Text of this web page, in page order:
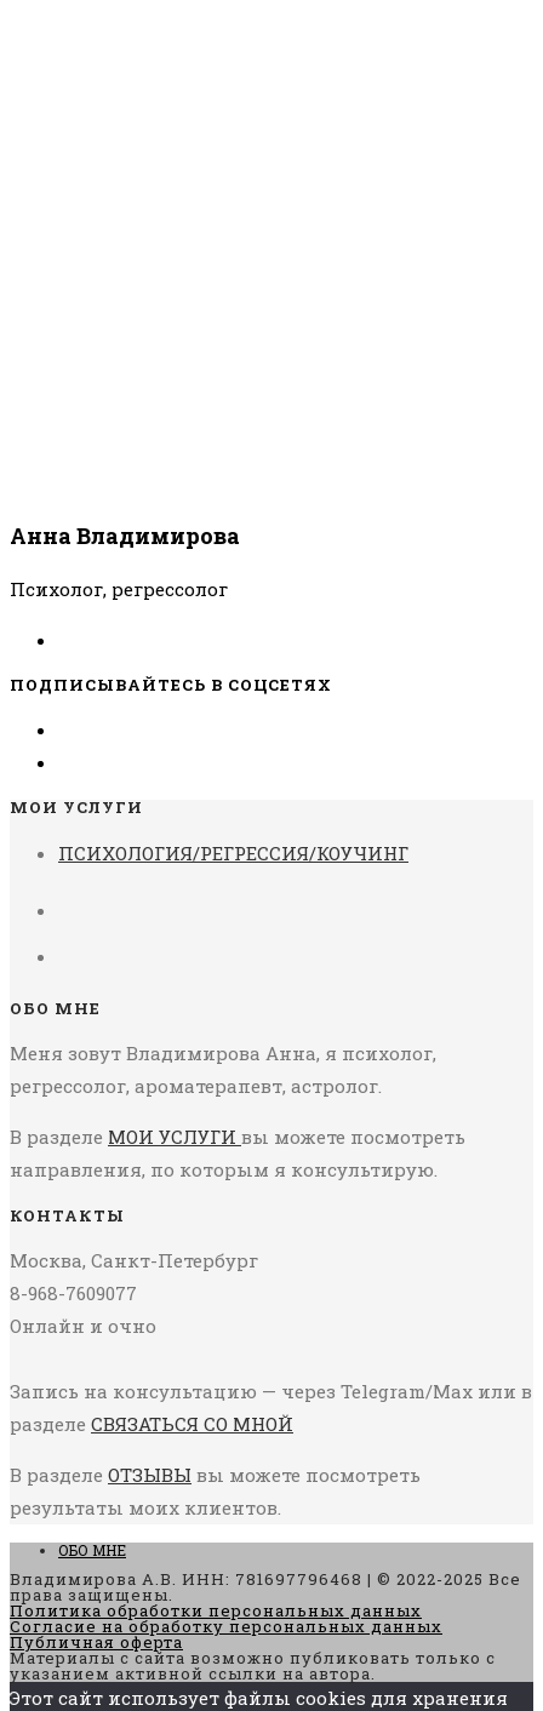
Анна Владимирова
Психолог, регрессолог
ПОДПИСЫВАЙТЕСЬ В СОЦСЕТЯХ
МОИ УСЛУГИ
ПСИХОЛОГИЯ/РЕГРЕССИЯ/КОУЧИНГ
ОБО МНЕ
Меня зовут Владимирова Анна, я психолог,
регрессолог, ароматерапевт, астролог.
В разделе МОИ УСЛУГИ вы можете посмотреть
направления, по которым я консультирую.
КОНТАКТЫ
Москва, Санкт-Петербург
8-968-7609077
Онлайн и очно
Запись на консультацию — через Telegram/Max или в
разделе СВЯЗАТЬСЯ СО МНОЙ
В разделе ОТЗЫВЫ вы можете посмотреть
результаты моих клиентов.
ОБО МНЕ
Владимирова А.В. ИНН: 781697796468 | © 2022-2025 Все
права защищены.
Политика обработки персональных данных
Согласие на обработку персональных данных
Публичная оферта
Материалы с сайта возможно публиковать только с
указанием активной ссылки на автора.
Этот сайт использует файлы cookies для хранения